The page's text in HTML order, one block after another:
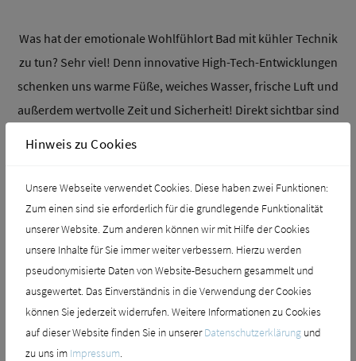
Was hat der emotionale Wohlfühlort Bad mit kühler Technik
zu tun? Sehr viel! Denn innovative High-Tech-Entwicklungen
schenken uns warme Füße, weiches Wasser, frische Luft und
außerdem wertvolle Zeit und Sicherheit! Direkt sichtbar sind
Duschprogrammen. Für den elementaren Komfort im Bad
sind jedoch vor allem technische Highlights im Hintergrund
verantwortlich. Gefiltertes und entkalktes Wasser bedeutet
schönes Haar und weniger Reinigungsaufwand. Schlaue
Wasser-Wächter melden Lecks sofort, schützen vor
Wasserschäden und sorgen für ein gutes Gefühl. Ein
wohlige Wärme ins Badezimmer. Haustechnik wird immer
Hinweis zu Cookies
Unsere Webseite verwendet Cookies. Diese haben zwei Funktionen:
Zum einen sind sie erforderlich für die grundlegende Funktionalität
unserer Website. Zum anderen können wir mit Hilfe der Cookies
unsere Inhalte für Sie immer weiter verbessern. Hierzu werden
pseudonymisierte Daten von Website-Besuchern gesammelt und
ausgewertet. Das Einverständnis in die Verwendung der Cookies
können Sie jederzeit widerrufen. Weitere Informationen zu Cookies
auf dieser Website finden Sie in unsererDatenschutzerklärungund
zu uns im Impressum.